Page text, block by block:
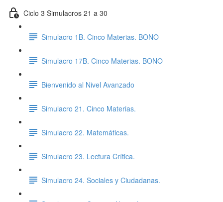
Ciclo 3 Simulacros 21 a 30
Simulacro 1B. Cinco Materias. BONO
Simulacro 17B. Cinco Materias. BONO
Bienvenido al Nivel Avanzado
Simulacro 21. Cinco Materias.
Simulacro 22. Matemáticas.
Simulacro 23. Lectura Crítica.
Simulacro 24. Sociales y Ciudadanas.